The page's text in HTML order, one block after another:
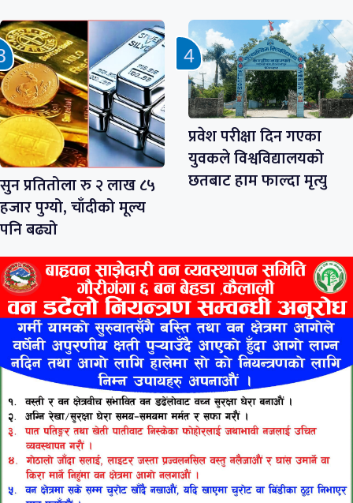
सुन प्रतितोला रु २ लाख ८५
हजार पुग्यो, चाँदीको मूल्य
पनि बढ्यो
प्रवेश परीक्षा दिन गएका
युवकले विश्वविद्यालयको
छतबाट हाम फाल्दा मृत्यु